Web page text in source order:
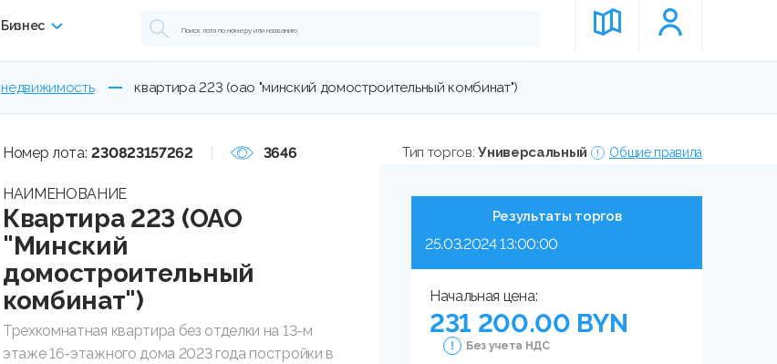
Бизнес
недвижимость квартира 223 (оао "минский домостроительный комбинат")
Номер лота: 230823157262 3646
НАИМЕНОВАНИЕ
Квартира 223 (ОАО
"Минский
домостроительный
комбинат")
Трехкомнатная квартира без отделки на 13-м
этаже 16-этажного дома 2023 года постройки в
Тип торгов:Универсальный Общие правила
Результаты торгов
25.03.2024 13:00:00
Начальная цена:
231 200.00 BYN
Без учета НДС